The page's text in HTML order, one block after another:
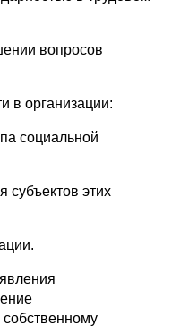
вопросов
в организации:
социальной
субъектов этих